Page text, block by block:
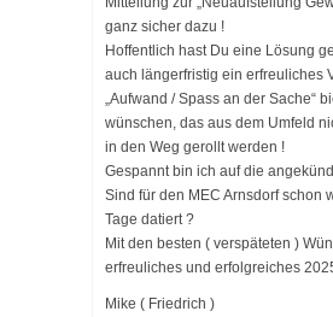
ganz sicher dazu !
Hoffentlich hast Du eine Lösung
auch längerfristig ein erfreuliches
„Aufwand / Spass an der Sache“
wünschen, das aus dem Umfeld
in den Weg gerollt werden !
Gespannt bin ich auf die
Sind für den MEC Arnsdorf schon
Tage datiert ?
Mit den besten ( verspäteten )
erfreuliches und erfolgreiches
Mike ( Friedrich )